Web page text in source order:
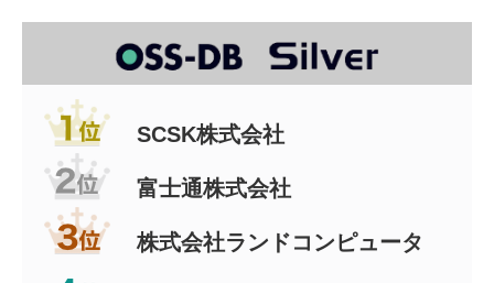
SCSK株式会社
富士通株式会社
株式会社ランドコンピュータ